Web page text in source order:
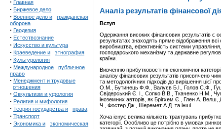
· Главная
· Биржевое дело
· Военное дело и
гражданская
оборона
· Геодезия
· Естествознание
· Искусство и культура
· Краеведение и этнография
· Культурология
· Международное
публичное
право
· Менеджмент и трудовые
отношения
· Оккультизм и уфология
· Религия и мифология
· Теория государства и права
· Транспорт
· Экономика и
экономическая
Аналіз результатів фінансової
Вступ
Одержання високих фінансових результатів є
результатах знаходять пряме відображення всі
виробництва, ефективність системи
господарського механізму та державне
країни.
Вивченню прибутковості як економічної
аналізу фінансових результатів присвячено
та методологічних підходів до вирішення цієї
О.М., Бутинець Ф.Ф., Валуєв Б.І., Голов С.Ф.,
Свідерський Є. І., Сопко В.В., Ткаченко Н.М.,
іноземних авторів, як Брігхем Є., Глен А.
Ч., Фостер Дж., Шеремет А.Д. та інші.
Хоча існує велика кількість трактувань
категорії. Особливо це потрібно в умовах